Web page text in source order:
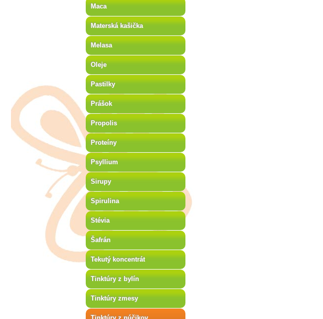
Maca
Materská kašička
Melasa
Oleje
Pastilky
Prášok
Propolis
Proteíny
Psyllium
Sirupy
Spirulina
Stévia
Šafrán
Tekutý koncentrát
Tinktúry z bylín
Tinktúry zmesy